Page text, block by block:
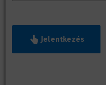
Jelentkezés